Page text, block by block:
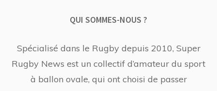
QUI SOMMES-NOUS ?
Spécialisé dans le Rugby depuis 2010, Super
Rugby News est un collectif d’amateur du sport
à ballon ovale, qui ont choisi de passer